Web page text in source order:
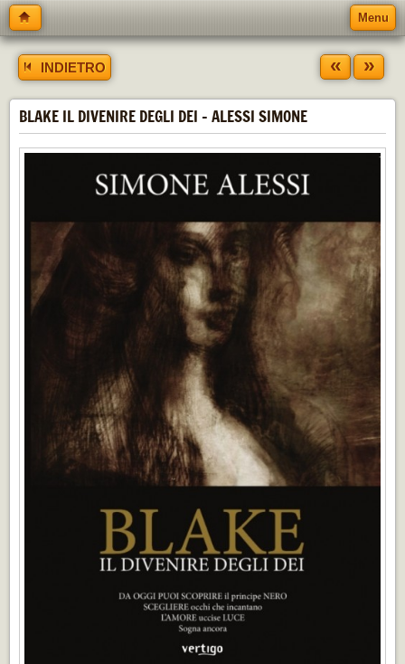
Menu
INDIETRO « »
BLAKE IL DIVENIRE DEGLI DEI - ALESSI SIMONE